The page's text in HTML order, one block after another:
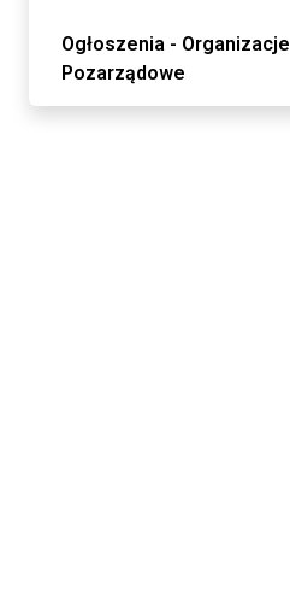
Ogłoszenia - Organizacje
Pozarządowe